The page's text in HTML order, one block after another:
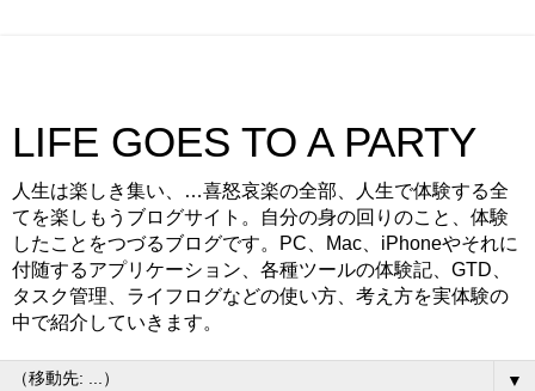
LIFE GOES TO A PARTY
人生は楽しき集い、…喜怒哀楽の全部、人生で体験する全
てを楽しもうブログサイト。自分の身の回りのこと、体験
したことをつづるブログです。PC、Mac、iPhoneやそれに
付随するアプリケーション、各種ツールの体験記、GTD、
タスク管理、ライフログなどの使い方、考え方を実体験の
中で紹介していきます。
▼